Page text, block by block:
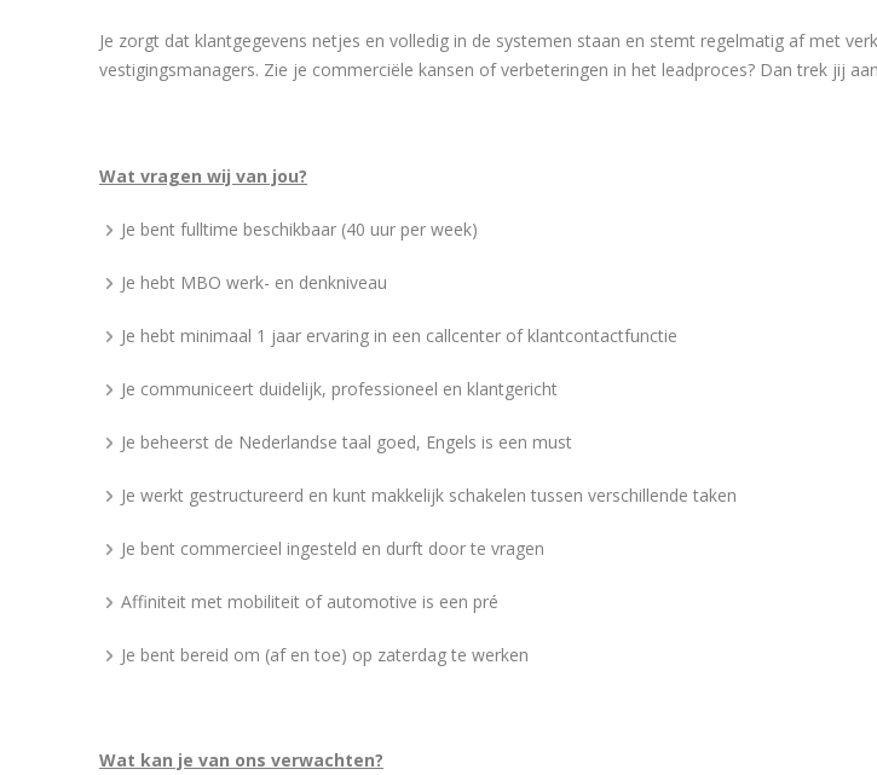
Je zorgt dat klantgegevens netjes en volledig in de systemen staan en stemt regelmatig af met
vestigingsmanagers. Zie je commerciële kansen of verbeteringen in het leadproces? Dan trek jij
Wat vragen wij van jou?
Je bent fulltime beschikbaar (40 uur per week)
Je hebt MBO werk- en denkniveau
Je hebt minimaal 1 jaar ervaring in een callcenter of klantcontactfunctie
Je communiceert duidelijk, professioneel en klantgericht
Je beheerst de Nederlandse taal goed, Engels is een must
Je werkt gestructureerd en kunt makkelijk schakelen tussen verschillende taken
Je bent commercieel ingesteld en durft door te vragen
Affiniteit met mobiliteit of automotive is een pré
Je bent bereid om (af en toe) op zaterdag te werken
Wat kan je van ons verwachten?